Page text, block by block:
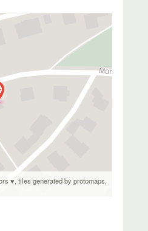
♥,tiles generated by protomaps,